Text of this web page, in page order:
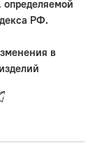
определяемой
РФ.
в